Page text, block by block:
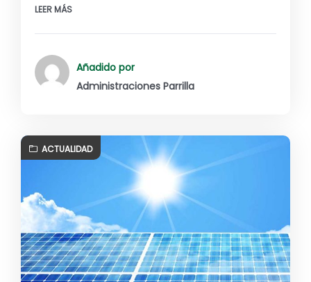
LEER MÁS
Añadido por
Administraciones Parrilla
ACTUALIDAD